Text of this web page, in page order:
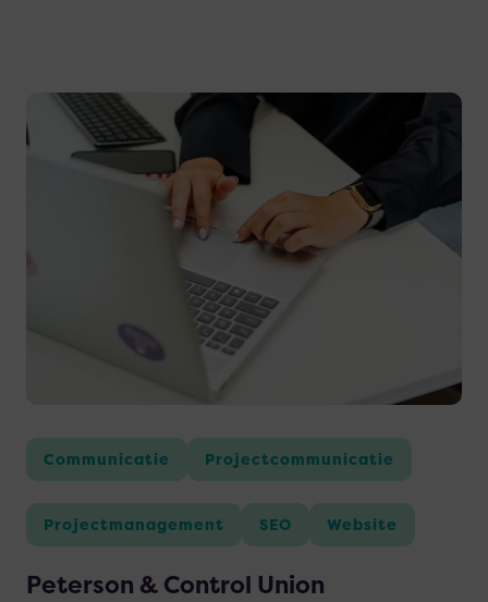
Lees
meer
Communicatie Projectcommunicatie
Projectmanagement SEO Website
Peterson & Control Union